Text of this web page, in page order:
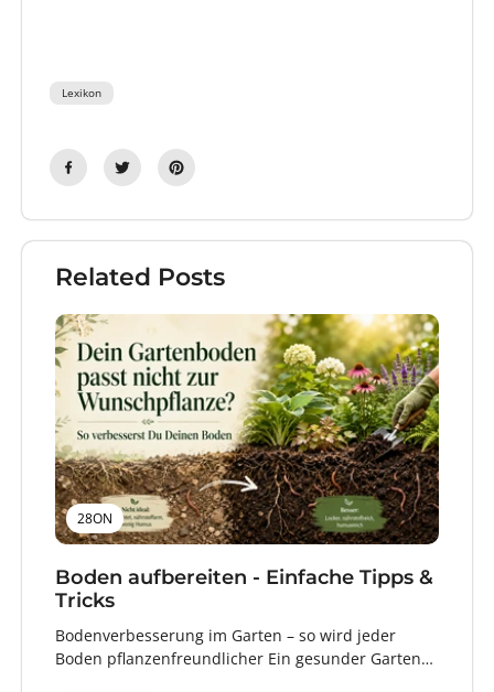
Lexikon
Related Posts
28ON
Boden aufbereiten - Einfache Tipps &
Tricks
Bodenverbesserung im Garten – so wird jeder
Boden pflanzenfreundlicher Ein gesunder Garten